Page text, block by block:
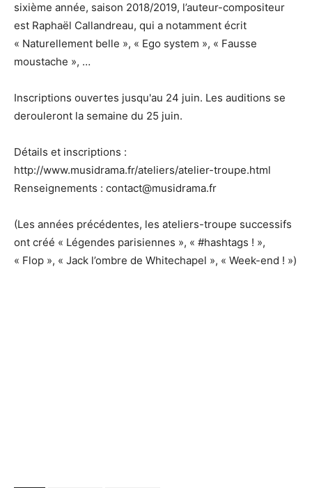
sixième année, saison 2018/2019, l’auteur-compositeur
est Raphaël Callandreau, qui a notamment écrit
« Naturellement belle », « Ego system », « Fausse
moustache », …
Inscriptions ouvertes jusqu'au 24 juin. Les auditions se
derouleront la semaine du 25 juin.
Détails et inscriptions :
http://www.musidrama.fr/ateliers/atelier-troupe.html
Renseignements : contact@musidrama.fr
(Les années précédentes, les ateliers-troupe successifs
ont créé « Légendes parisiennes », « #hashtags ! »,
« Flop », « Jack l’ombre de Whitechapel », « Week-end ! »)